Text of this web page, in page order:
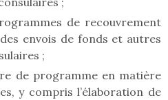
de recouvrement
envois de fonds et autres
;
de programme en matière
y compris l’élaboration de